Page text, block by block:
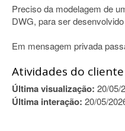
Preciso da modelagem de
DWG, para ser
Em mensagem privada
Atividades do
Última visualização: 20/05/
Última interação: 20/05/